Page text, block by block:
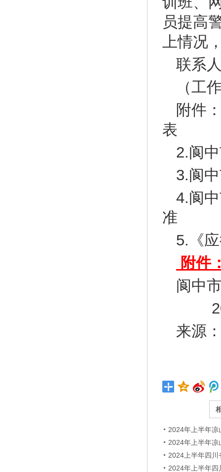
员提高
上情况
联系
（工
附件
表
2.阆
3.阆
4.阆
准
5.《
附件
阆中
来源
2024年上半年
2024年上半年
2024上半年四
2024年上半年四